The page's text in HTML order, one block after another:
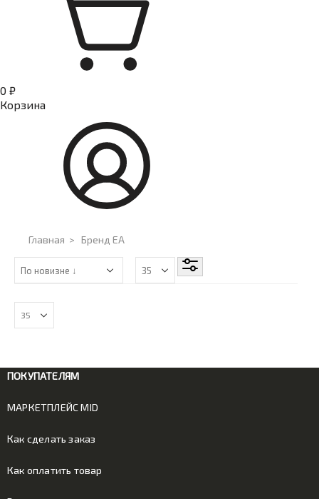
0 ₽
Корзина
Главная > Бренд EA
ПОКУПАТЕЛЯМ
МАРКЕТПЛЕЙС MID
Как сделать заказ
Как оплатить товар